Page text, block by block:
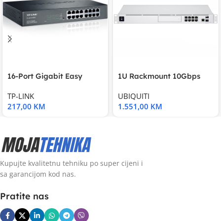
16-Port Gigabit Easy
TP-LINK
217,00 KM
1U Rackmount 10Gbps
UBIQUITI
1.551,00 KM
Kupujte kvalitetnu tehniku po super cijeni i
sa garancijom kod nas.
Pratite nas